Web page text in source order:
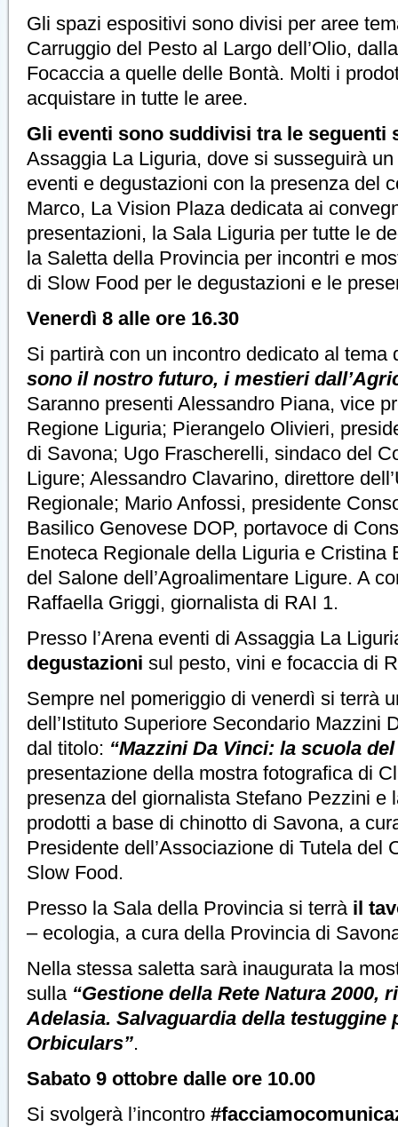
Gli spazi espositivi sono divisi per aree
Carruggio del Pesto al Largo dell’Olio,
Focaccia a quelle delle Bontà. Molti i
acquistare in tutte le aree.
Gli eventi sono suddivisi tra le seguenti
Assaggia La Liguria, dove si susseguirà
eventi e degustazioni con la presenza del
Marco, La Vision Plaza dedicata ai
presentazioni, la Sala Liguria per tutte le
la Saletta della Provincia per incontri e
di Slow Food per le degustazioni e le
Venerdì 8 alle ore 16.30
Si partirà con un incontro dedicato al tema
sono il nostro futuro, i mestieri
Saranno presenti Alessandro Piana, vice
Regione Liguria; Pierangelo Olivieri,
di Savona; Ugo Frascherelli, sindaco del
Ligure; Alessandro Clavarino, direttore
Regionale; Mario Anfossi, presidente
Basilico Genovese DOP, portavoce di
Enoteca Regionale della Liguria e Cristina
del Salone dell’Agroalimentare Ligure. A
Raffaella Griggi, giornalista di RAI 1.
Presso l’Arena eventi di Assaggia La
degustazioni sul pesto, vini e focaccia di
Sempre nel pomeriggio di venerdì si terrà
dell’Istituto Superiore Secondario Mazzini
dal titolo: “Mazzini Da Vinci: la scuola
presentazione della mostra fotografica di
presenza del giornalista Stefano Pezzini e
prodotti a base di chinotto di Savona, a
Presidente dell’Associazione di Tutela del
Slow Food.
Presso la Sala della Provincia si terrà il
– ecologia, a cura della Provincia di
Nella stessa saletta sarà inaugurata la
sulla “Gestione della Rete Natura 2000,
Adelasia. Salvaguardia della testuggine
Orbiculars”.
Sabato 9 ottobre dalle ore 10.00
Si svolgerà l’incontro